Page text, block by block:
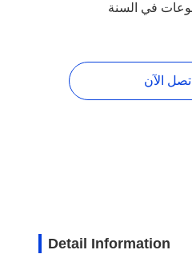
اتصل الآن
Detail Information